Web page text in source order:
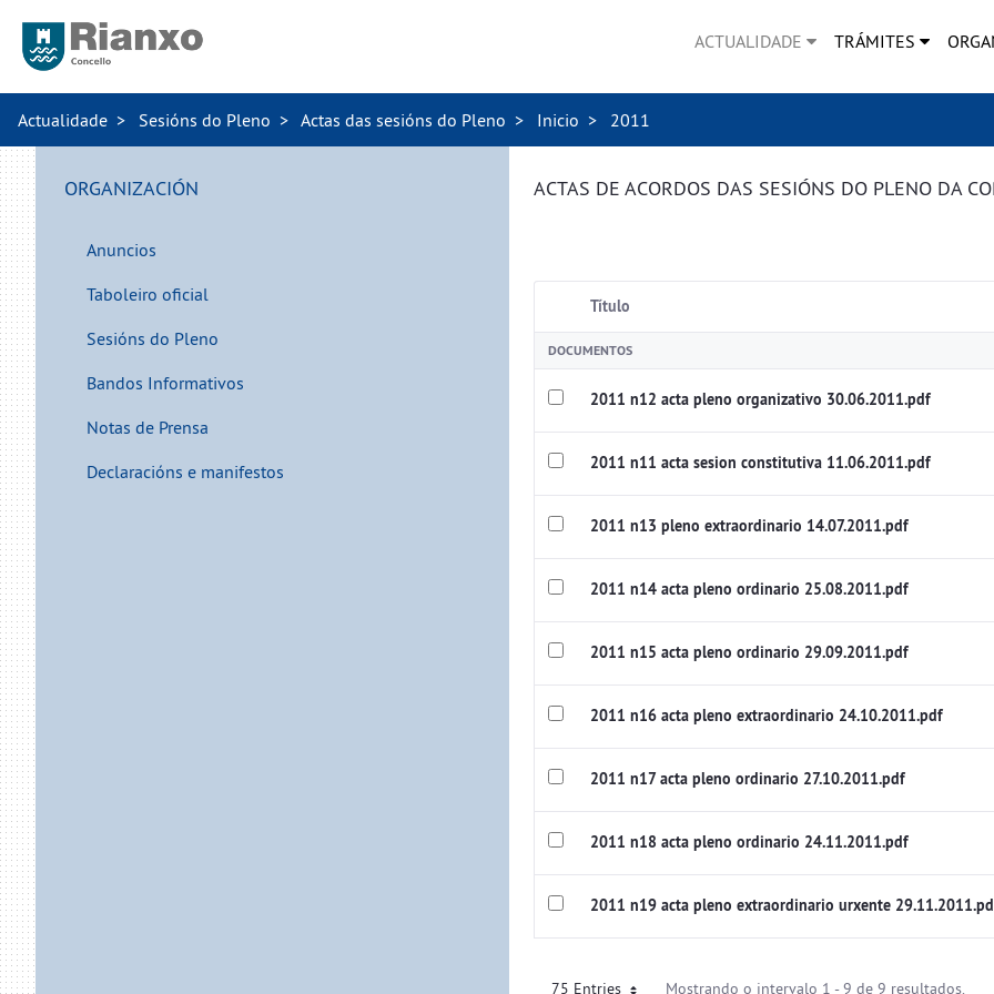
ACTUALIDADE TRÁMITES
Actualidade Sesións do Pleno Actas das sesións do Pleno Inicio 2011
ORGANIZACIÓN
Anuncios
Taboleiro oficial
Sesións do Pleno
Bandos Informativos
Notas de Prensa
Declaracións e manifestos
ACTAS DE ACORDOS DAS SESIÓNS DO PLENO DA
Título
DOCUMENTOS
2011 n12 acta pleno organizativo 30.06.2011.pdf
2011 n11 acta sesion constitutiva 11.06.2011.pdf
2011 n13 pleno extraordinario 14.07.2011.pdf
2011 n14 acta pleno ordinario 25.08.2011.pdf
2011 n15 acta pleno ordinario 29.09.2011.pdf
2011 n16 acta pleno extraordinario 24.10.2011.pdf
2011 n17 acta pleno ordinario 27.10.2011.pdf
2011 n18 acta pleno ordinario 24.11.2011.pdf
2011 n19 acta pleno extraordinario urxente
75 Entries Mostrando o intervalo 1 - 9 de 9 resultados.